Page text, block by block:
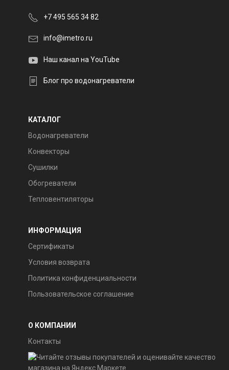
+7 495 565 34 82
info@imetro.ru
Наш канал на YouTube
Блог про водонагреватели
КАТАЛОГ
Водонагреватели
Конвекторы
Сушилки
Обогреватели
Тепловентиляторы
ИНФОРМАЦИЯ
Сертификаты
Условия возврата
Политика конфиденциальности
Пользовательское соглашение
О КОМПАНИИ
Контакты